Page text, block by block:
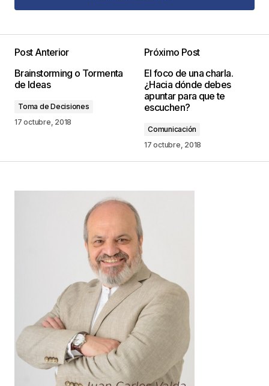
View Comments (5)
publicada. Los campos obligatorios están
marcados con
Comentario
Your Name*
Guarda mi nombre, correo electrónico y web en
este navegador para la próxima vez que
comente.
Este sitio esta protegido por
reCAPTCHA y la
Política de
privacidady losTérminos del servicio
de Googlese aplican.
Post Anterior
Brainstorming o Tormenta
de Ideas
Toma de Decisiones
17 octubre, 2018
Próximo Post
El foco de una charla.
¿Hacia dónde debes
apuntar para que te
escuchen?
Comunicación
17 octubre, 2018